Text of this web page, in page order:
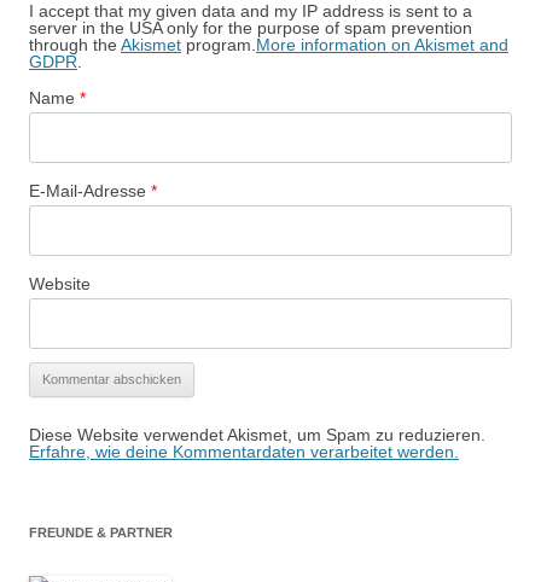
I accept that my given data and my IP address is sent to a
server in the USA only for the purpose of spam prevention
through the Akismet program. More information on Akismet and
GDPR
Name *
E-Mail-Adresse *
Website
Diese Website verwendet Akismet, um Spam zu reduzieren.
Erfahre, wie deine Kommentardaten verarbeitet werden.
FREUNDE & PARTNER